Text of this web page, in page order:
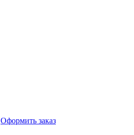
Оформить заказ